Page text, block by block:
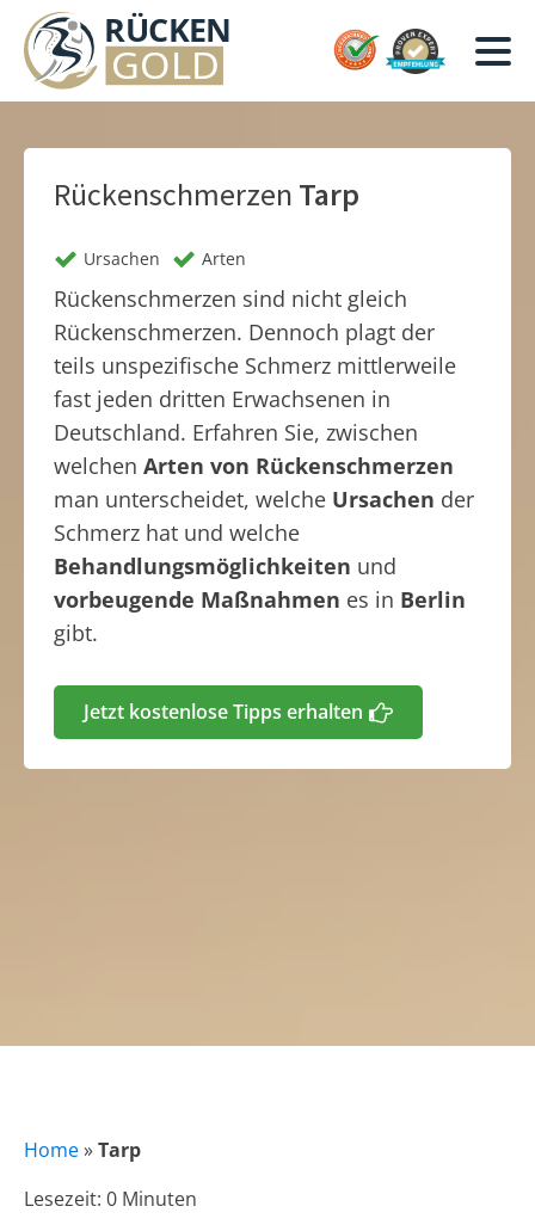
Rückenschmerzen Tarp
Ursachen Arten
Rückenschmerzen sind nicht gleich
Rückenschmerzen. Dennoch plagt der
teils unspezifische Schmerz mittlerweile
fast jeden dritten Erwachsenen in
Deutschland. Erfahren Sie, zwischen
welchen Arten von Rückenschmerzen
man unterscheidet, welche Ursachen der
Schmerz hat und welche
Behandlungsmöglichkeiten und
vorbeugende Maßnahmen es in Berlin
gibt.
Jetzt kostenlose Tipps erhalten
Home»Tarp
Lesezeit: 0 Minuten